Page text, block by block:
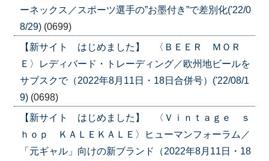
ーネックス／スポーツ選手の”お墨付き”で差別化('22/0
8/29) (0699)
【新サイト はじめました】 〈ＢＥＥＲ ＭＯＲ
Ｅ〉レディバード・トレーディング／欧州地ビールを
サブスクで（2022年8月11日・18日合併号）('22/08/1
9) (0698)
【新サイト はじめました】 〈Ｖｉｎｔａｇｅ ｓ
ｈｏｐ ＫＡＬＥＫＡＬＥ〉ヒューマンフォーラム／
「元ギャル」向けの新ブランド（2022年8月11日・18